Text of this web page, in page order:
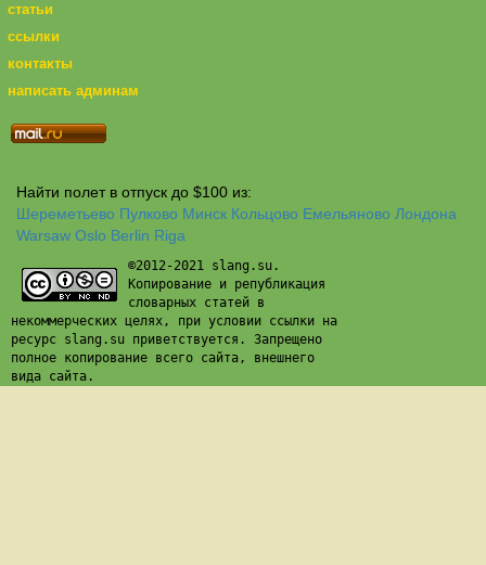
статьи
ссылки
контакты
написать админам
Найти полет в отпуск до $100 из:
Шереметьево Пулково Минск Кольцово Емельяново Лондона
Warsaw Oslo Berlin Riga
©2012-2021 slang.su.
Копирование и републикация
словарных статей в
некоммерческих целях, при условии ссылки на
ресурс slang.su приветствуется. Запрещено
полное копирование всего сайта, внешнего
вида сайта.